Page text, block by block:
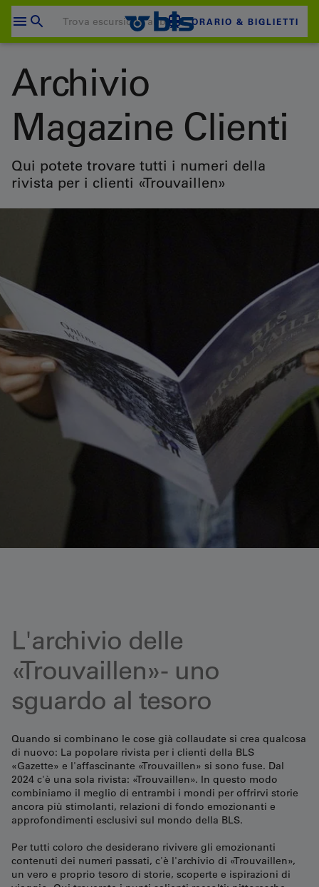
Salta
ORARIO & BIGLIETTI
CARRELLO
Login
Archivio
Magazine Clienti
Qui potete trovare tutti i numeri della
rivista per i clienti «Trouvaillen»
L'archivio delle
«Trouvaillen»- uno
sguardo al tesoro
Quando si combinano le cose già collaudate si crea qualcosa
di nuovo: La popolare rivista per i clienti della BLS
«Gazette» e l'affascinante «Trouvaillen» si sono fuse. Dal
2024 c'è una sola rivista: «Trouvaillen». In questo modo
combiniamo il meglio di entrambi i mondi per offrirvi storie
ancora più stimolanti, relazioni di fondo emozionanti e
approfondimenti esclusivi sul mondo della BLS.
Per tutti coloro che desiderano rivivere gli emozionanti
contenuti dei numeri passati, c'è l'archivio di «Trouvaillen»,
un vero e proprio tesoro di storie, scoperte e ispirazioni di